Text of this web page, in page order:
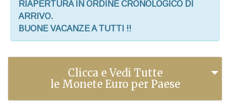
RIAPERTURA IN ORDINE CRONOLOGICO DI
ARRIVO.
BUONE VACANZE A TUTTI !!
Clicca e Vedi Tutte
le Monete Euro per Paese